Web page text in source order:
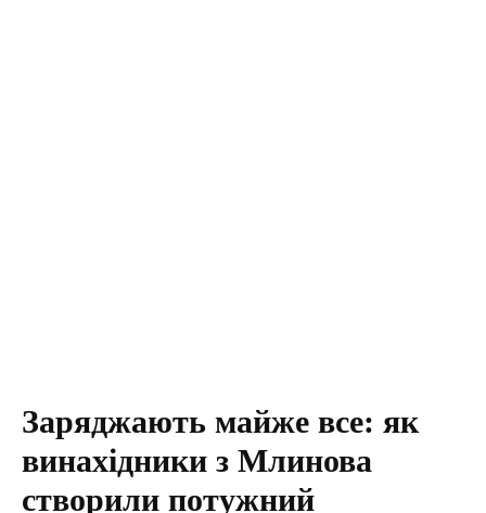
Заряджають майже все: як
винахідники з Млинова
створили потужний